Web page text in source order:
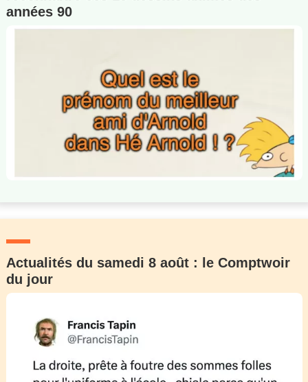
années 90
Actualités du samedi 8 août : le Comptwoir
du jour